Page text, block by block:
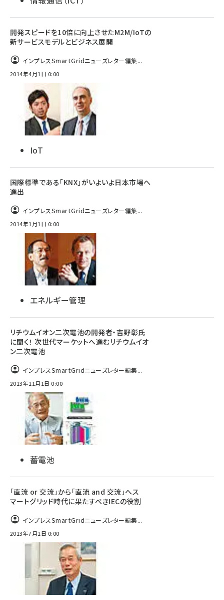
開発スピードを10倍に向上させたM2M/IoTの
新サービスモデルとビジネス展開
インプレスSmartGridニューズレター編集...
2014年4月1日 0:00
IoT
国際標準である「KNX」がいよいよ日本市場へ
進出
インプレスSmartGridニューズレター編集...
2014年1月1日 0:00
エネルギー管理
リチウムイオン二次電池の開発者・吉野彰氏
に聞く！ 次世代マーケットへ進むリチウムイオ
ン二次電池
インプレスSmartGridニューズレター編集...
2013年11月1日 0:00
蓄電池
「直流 or 交流」から「直流 and 交流」へス
マートグリッド時代に果たすべきIECの役割
インプレスSmartGridニューズレター編集...
2013年7月1日 0:00